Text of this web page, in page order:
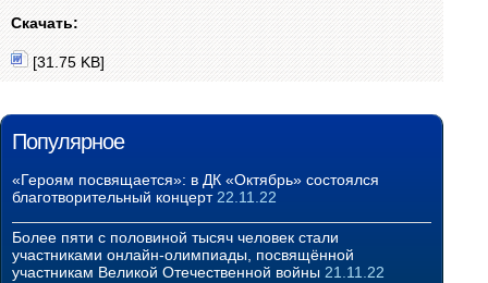
Скачать:
[31.75 KB]
Популярное
«Героям посвящается»: в ДК «Октябрь» состоялся
благотворительный концерт22.11.22
Более пяти с половиной тысяч человек стали
участниками онлайн-олимпиады, посвящённой
участникам Великой Отечественной войны 21.11.22